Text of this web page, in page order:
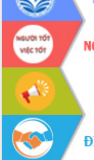
UBND tỉnh Đắk Lắk tổng kết công
quốc phòng, quân sự địa phương
2025
Tập trung triển khai quyết liệt,
các giải pháp nhằm thực hiện
các nhiệm vụ đề ra năm 2025
Phát huy vai trò của người có uy tín
trong phòng chống tảo hôn và hôn
nhân cận huyết thống
Nông sản Tây Nguyên thu hút doanh
nghiệp nước ngoài
Đắk Lắk định vị thương hiệu du lịch
“Biển – Rừng – Cà phê” trong
gian phát triển mới
Hội nghị chia sẻ kinh nghiệm,